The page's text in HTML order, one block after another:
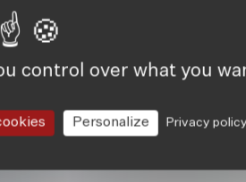
control over what you
Personalize Privacy policy